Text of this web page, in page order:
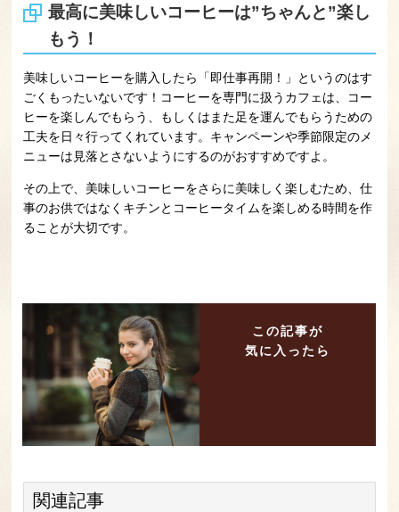
最高に美味しいコーヒーは”ちゃんと”楽し
もう！
美味しいコーヒーを購入したら「即仕事再開！」というのはす
ごくもったいないです！コーヒーを専門に扱うカフェは、コー
ヒーを楽しんでもらう、もしくはまた足を運んでもらうための
工夫を日々行ってくれています。キャンペーンや季節限定のメ
ニューは見落とさないようにするのがおすすめですよ。
その上で、美味しいコーヒーをさらに美味しく楽しむため、仕
事のお供ではなくキチンとコーヒータイムを楽しめる時間を作
ることが大切です。
この記事が
気に入ったら
関連記事